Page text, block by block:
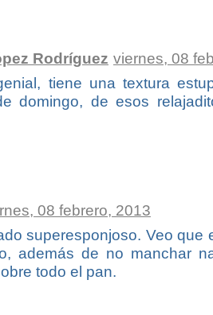
Rodríguez viernes, 08
tiene una textura
domingo, de esos
08 febrero, 2013
superesponjoso. Veo que
además de no manchar
todo el pan.